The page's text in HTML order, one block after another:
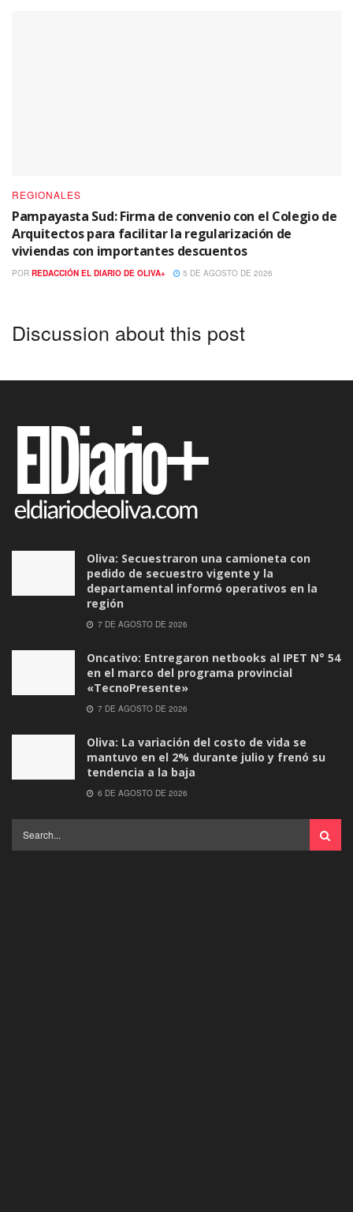
REGIONALES
Pampayasta Sud: Firma de convenio con el Colegio de
Arquitectos para facilitar la regularización de
viviendas con importantes descuentos
POR REDACCIÓN EL DIARIO DE OLIVA+ 5 DE AGOSTO DE 2026
Discussion about this post
Oliva: Secuestraron una camioneta con
pedido de secuestro vigente y la
departamental informó operativos en la
región
7 DE AGOSTO DE 2026
Oncativo: Entregaron netbooks al IPET N° 54
en el marco del programa provincial
«TecnoPresente»
7 DE AGOSTO DE 2026
Oliva: La variación del costo de vida se
mantuvo en el 2% durante julio y frenó su
tendencia a la baja
6 DE AGOSTO DE 2026